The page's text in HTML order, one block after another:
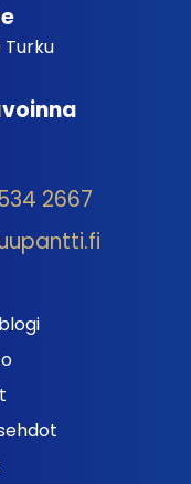
Turku
2667